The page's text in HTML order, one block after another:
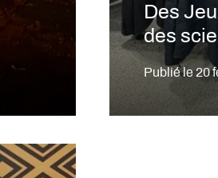
Des
des
Publié le20